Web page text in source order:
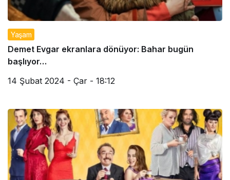
Yaşam
Demet Evgar ekranlara dönüyor: Bahar bugün
başlıyor…
14 Şubat 2024 - Çar - 18:12